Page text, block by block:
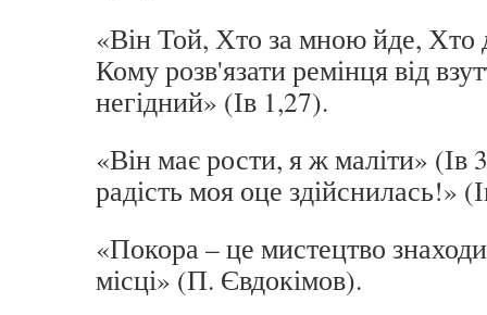
«Він Той, Хто за мною йде, Хто
Кому розв'язати ремінця від
негідний» (Ів 1,27).
«Він має рости, я ж маліти» (Ів
радість моя оце здійснилась!»
«Покора – це мистецтво
місці» (П. Євдокімов).